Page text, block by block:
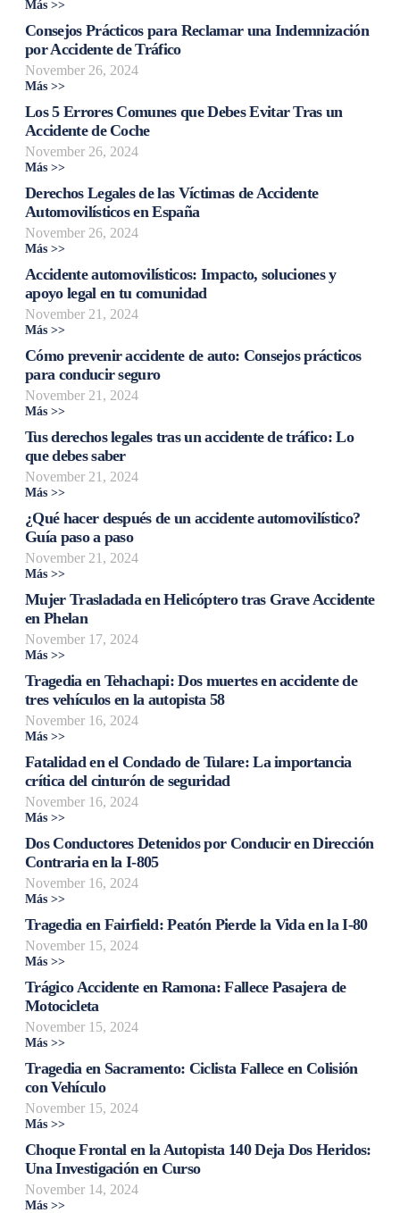
Más >>
Consejos Prácticos para Reclamar una Indemnización
por Accidente de Tráfico
November 26, 2024
Más >>
Los 5 Errores Comunes que Debes Evitar Tras un
Accidente de Coche
November 26, 2024
Más >>
Derechos Legales de las Víctimas de Accidente
Automovilísticos en España
November 26, 2024
Más >>
Accidente automovilísticos: Impacto, soluciones y
apoyo legal en tu comunidad
November 21, 2024
Más >>
Cómo prevenir accidente de auto: Consejos prácticos
para conducir seguro
November 21, 2024
Más >>
Tus derechos legales tras un accidente de tráfico: Lo
que debes saber
November 21, 2024
Más >>
¿Qué hacer después de un accidente automovilístico?
Guía paso a paso
November 21, 2024
Más >>
Mujer Trasladada en Helicóptero tras Grave Accidente
en Phelan
November 17, 2024
Más >>
Tragedia en Tehachapi: Dos muertes en accidente de
tres vehículos en la autopista 58
November 16, 2024
Más >>
Fatalidad en el Condado de Tulare: La importancia
crítica del cinturón de seguridad
November 16, 2024
Más >>
Dos Conductores Detenidos por Conducir en Dirección
Contraria en la I-805
November 16, 2024
Más >>
Tragedia en Fairfield: Peatón Pierde la Vida en la I-80
November 15, 2024
Más >>
Trágico Accidente en Ramona: Fallece Pasajera de
Motocicleta
November 15, 2024
Más >>
Tragedia en Sacramento: Ciclista Fallece en Colisión
con Vehículo
November 15, 2024
Más >>
Choque Frontal en la Autopista 140 Deja Dos Heridos:
Una Investigación en Curso
November 14, 2024
Más >>